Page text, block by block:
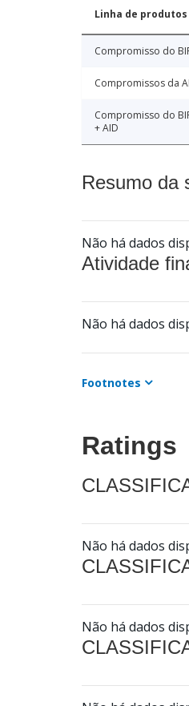
Linha de produtos
Compromisso do
Compromissos da
Compromisso do
+ AID
Resumo da
Não há dados
Atividade
Não há dados
Footnotes
Ratings
Não há dados
Não há dados